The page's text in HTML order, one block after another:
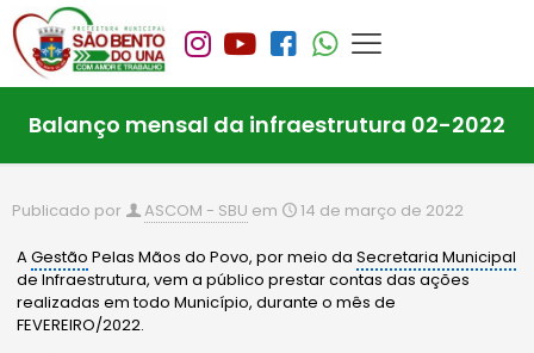
Balanço mensal da infraestrutura 02-2022
Publicado por ASCOM - SBU em 14 de março de 2022
AGestão Pelas Mãos do Povo, por meio daSecretaria Municipal
de Infraestrutura, vem a público prestar contas das ações
realizadas em todo Município, durante o mês de
FEVEREIRO/2022.